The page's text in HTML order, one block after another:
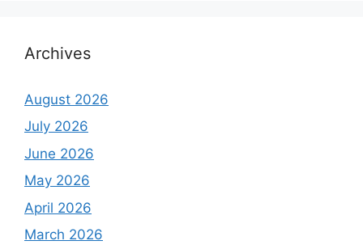
Archives
August 2026
July 2026
June 2026
May 2026
April 2026
March 2026